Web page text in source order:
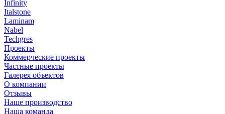
Infinity
Italstone
Laminam
Nabel
Techgres
Проекты
Коммерческие проекты
Частные проекты
Галерея объектов
О компании
Отзывы
Наше производство
Наша команда